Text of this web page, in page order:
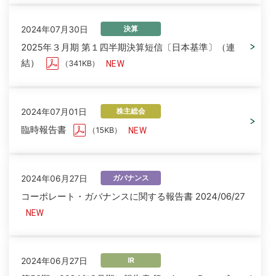
2024年07月30日 決算
2025年３月期 第１四半期決算短信〔日本基準〕（連
結）
（341KB）
2024年07月01日 株主総会
臨時報告書 （15KB）
2024年06月27日 ガバナンス
コーポレート・ガバナンスに関する報告書 2024/06/27
2024年06月27日 IR